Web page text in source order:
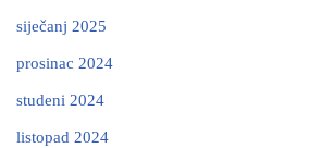
siječanj 2025
prosinac 2024
studeni 2024
listopad 2024